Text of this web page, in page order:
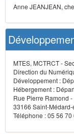
Anne JEANJEAN,
MTES, MCTRCT -
Direction du
Développement :
Hébergement :
Rue Pierre Ramond
33166 Saint-
Téléphone : 05 56 70